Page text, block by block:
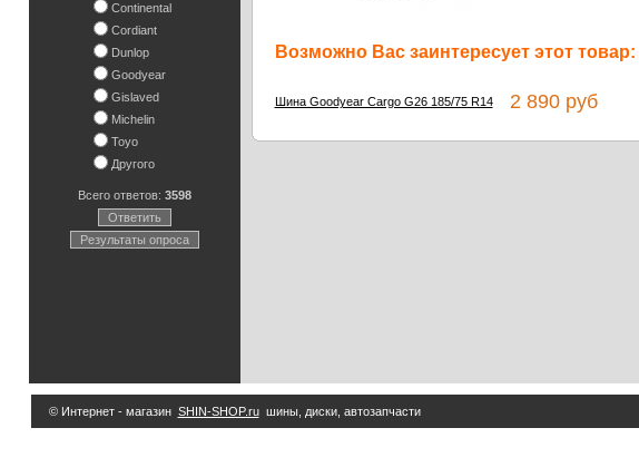
Continental
Cordiant
Dunlop
Goodyear
Gislaved
Michelin
Toyo
Другого
Всего ответов: 3598
Ответить
Результаты опроса
Возможно Вас заинтересует этот товар:
Шина Goodyear Cargo G26 185/75 R142 890 руб
© Интернет - магазин SHIN-SHOP.ruшины, диски, автозапчасти